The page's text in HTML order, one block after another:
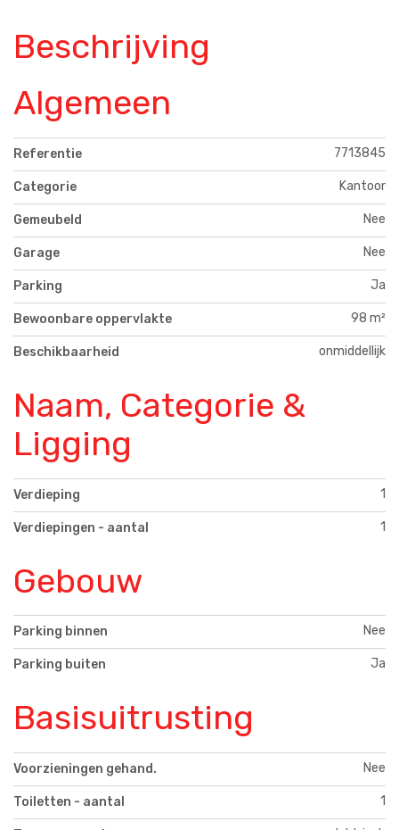
Beschrijving
Algemeen
Referentie 7713845
Categorie Kantoor
Gemeubeld Nee
Garage Nee
Parking Ja
Bewoonbare oppervlakte 98 m²
Beschikbaarheid onmiddellijk
Naam, Categorie &
Ligging
Verdieping 1
Verdiepingen - aantal 1
Gebouw
Parking binnen Nee
Parking buiten Ja
Basisuitrusting
Voorzieningen gehand. Nee
Toiletten - aantal 1